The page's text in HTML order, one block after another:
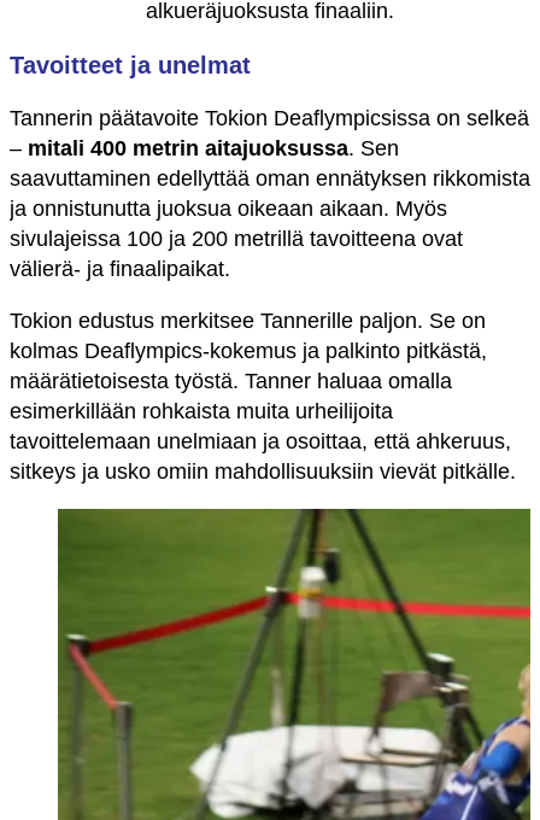
alkueräjuoksusta finaaliin.
Tavoitteet ja unelmat
Tannerin päätavoite Tokion Deaflympicsissa on selkeä
– mitali 400 metrin aitajuoksussa. Sen
saavuttaminen edellyttää oman ennätyksen rikkomista
ja onnistunutta juoksua oikeaan aikaan. Myös
sivulajeissa 100 ja 200 metrillä tavoitteena ovat
välierä- ja finaalipaikat.
Tokion edustus merkitsee Tannerille paljon. Se on
kolmas Deaflympics-kokemus ja palkinto pitkästä,
määrätietoisesta työstä. Tanner haluaa omalla
esimerkillään rohkaista muita urheilijoita
tavoittelemaan unelmiaan ja osoittaa, että ahkeruus,
sitkeys ja usko omiin mahdollisuuksiin vievät pitkälle.